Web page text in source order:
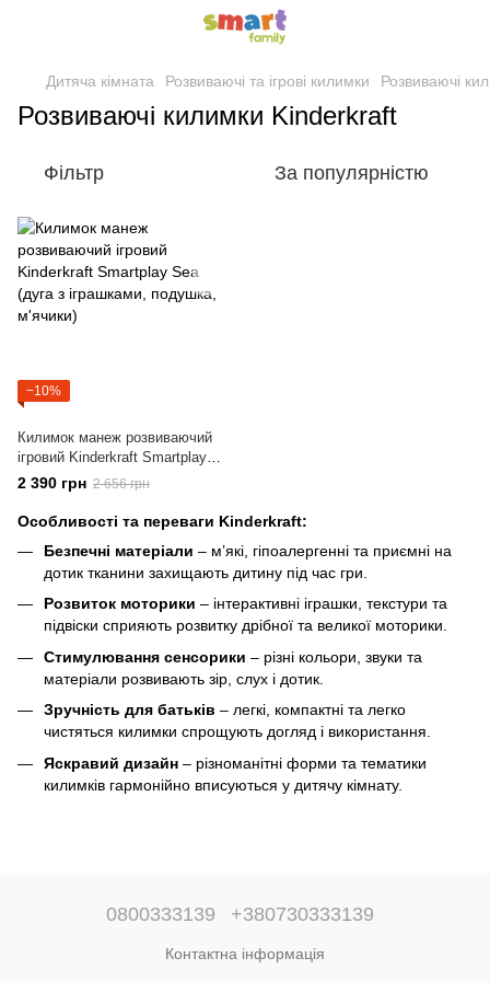
Дитяча кімната Розвиваючі та ігрові килимки Розвиваючі
Розвиваючі килимки Kinderkraft
Фільтр За популярністю
−10%
Килимок манеж розвиваючий
ігровий Kinderkraft Smartplay
Sea (дуга з іграшками,
подушка, м'ячики)
2 390 грн 2 656 грн
Особливості та переваги Kinderkraft:
Безпечні матеріали – м’які, гіпоалергенні та приємні на
дотик тканини захищають дитину під час гри.
Розвиток моторики – інтерактивні іграшки, текстури та
підвіски сприяють розвитку дрібної та великої моторики.
Стимулювання сенсорики – різні кольори, звуки та
матеріали розвивають зір, слух і дотик.
Зручність для батьків – легкі, компактні та легко
чистяться килимки спрощують догляд і використання.
Яскравий дизайн – різноманітні форми та тематики
килимків гармонійно вписуються у дитячу кімнату.
0800333139 +380730333139
Контактна інформація